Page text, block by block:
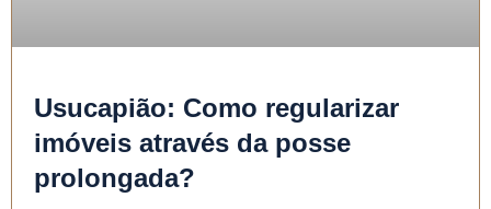
Usucapião: Como regularizar
imóveis através da posse
prolongada?